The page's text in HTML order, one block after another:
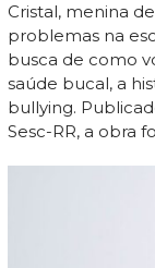
Cristal, menina
problemas na
busca de como
saúde bucal, a
bullying.
Sesc-RR, a obra